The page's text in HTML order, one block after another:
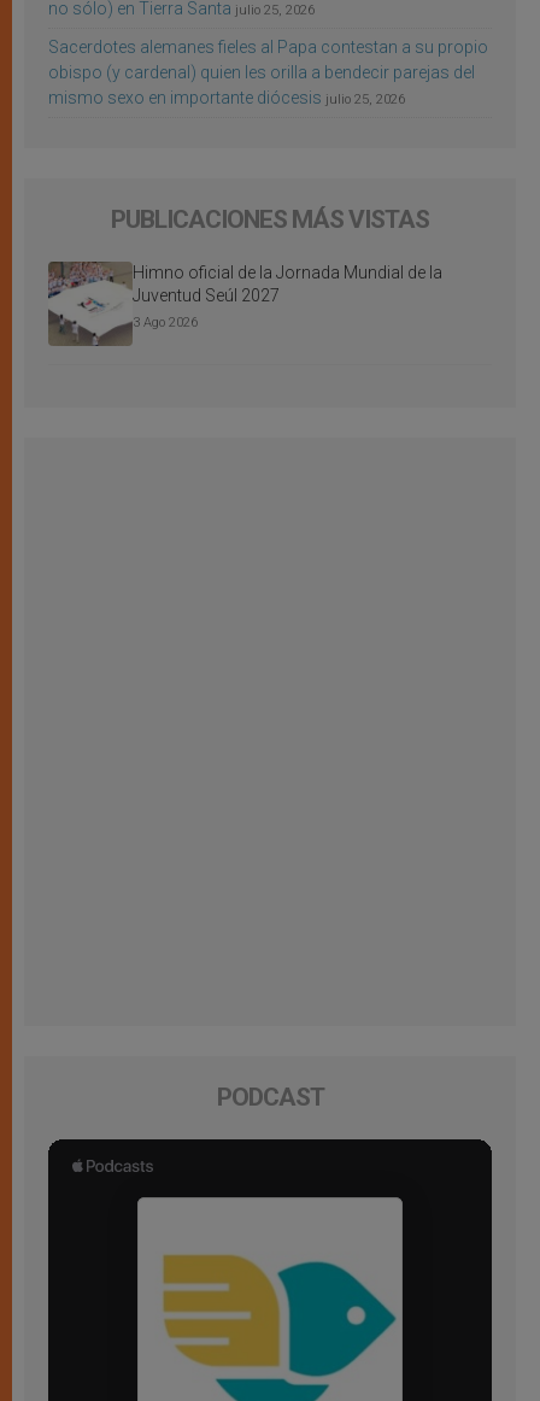
no sólo) en Tierra Santa julio 25, 2026
Sacerdotes alemanes fieles al Papa contestan a su propio
obispo (y cardenal) quien les orilla a bendecir parejas del
mismo sexo en importante diócesis julio 25, 2026
PUBLICACIONES MÁS VISTAS
Himno oficial de la Jornada Mundial de la
Juventud Seúl 2027
3 Ago 2026
PODCAST